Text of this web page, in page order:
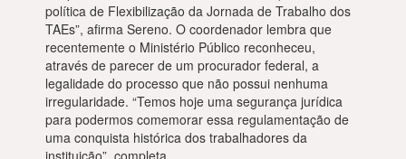
política de Flexibilização da Jornada de Trabalho dos
TAEs”, afirma Sereno. O coordenador lembra que
recentemente o Ministério Público reconheceu,
através de parecer de um procurador federal, a
legalidade do processo que não possui nenhuma
irregularidade. “Temos hoje uma segurança jurídica
para podermos comemorar essa regulamentação de
uma conquista histórica dos trabalhadores da
instituição”, completa